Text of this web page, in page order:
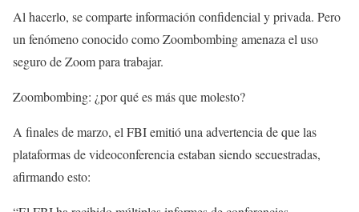
Al hacerlo, se comparte información confidencial y privada. Pero
un fenómeno conocido como Zoombombing amenaza el uso
seguro de Zoom para trabajar.
Zoombombing: ¿por qué es más que molesto?
A finales de marzo, el FBI emitió una advertencia de que las
plataformas de videoconferencia estaban siendo secuestradas,
afirmando esto: